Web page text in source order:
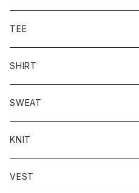
TEE
SHIRT
SWEAT
KNIT
VEST